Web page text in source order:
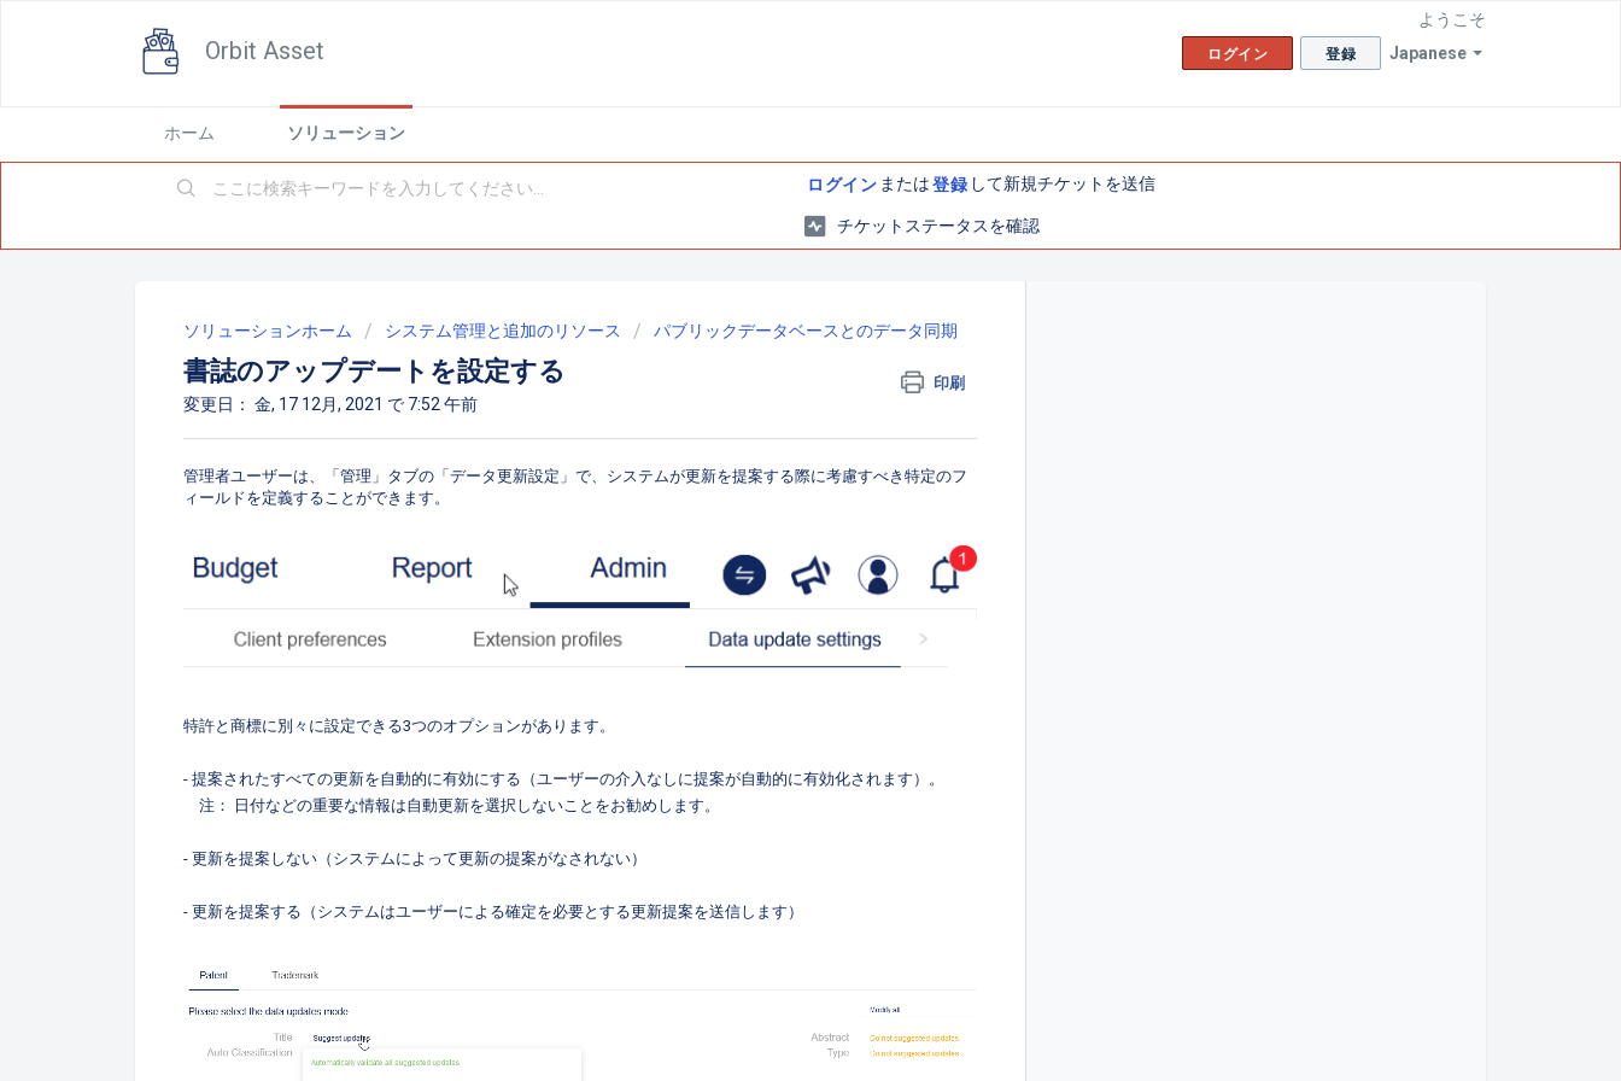
Orbit Asset Japanese
ようこそ
ログイン 登録
ホーム ソリューション
ログイン または登録 して新規チケットを送信
チケットステータスを確認
ソリューションホーム システム管理と追加のリソース パブリックデータベースとのデータ同期
書誌のアップデートを設定する 印刷
変更日： 金, 17 12月, 2021 で 7:52 午前
管理者ユーザーは、「管理」タブの「データ更新設定」で、システムが更新を提案する際に考慮すべき特定のフ
ィールドを定義することができます。
特許と商標に別々に設定できる3つのオプションがあります。
- 提案されたすべての更新を自動的に有効にする（ユーザーの介入なしに提案が自動的に有効化されます）。
注： 日付などの重要な情報は自動更新を選択しないことをお勧めします。
- 更新を提案しない（システムによって更新の提案がなされない）
- 更新を提案する（システムはユーザーによる確定を必要とする更新提案を送信します）